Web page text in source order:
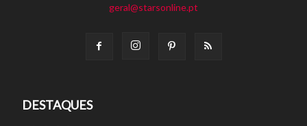
geral@starsonline.pt
DESTAQUES